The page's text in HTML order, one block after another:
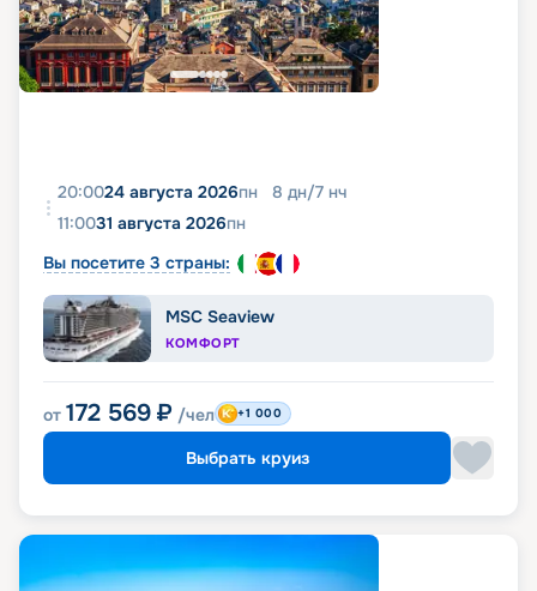
20:0024 августа 2026пн 8 дн/7 нч
11:0031 августа 2026пн
Вы посетите 3 страны:
MSC Seaview
КОМФОРТ
от 172 569 ₽ /чел +1 000
Выбрать круиз